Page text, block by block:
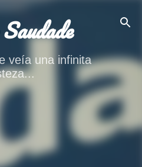
veía una infinita